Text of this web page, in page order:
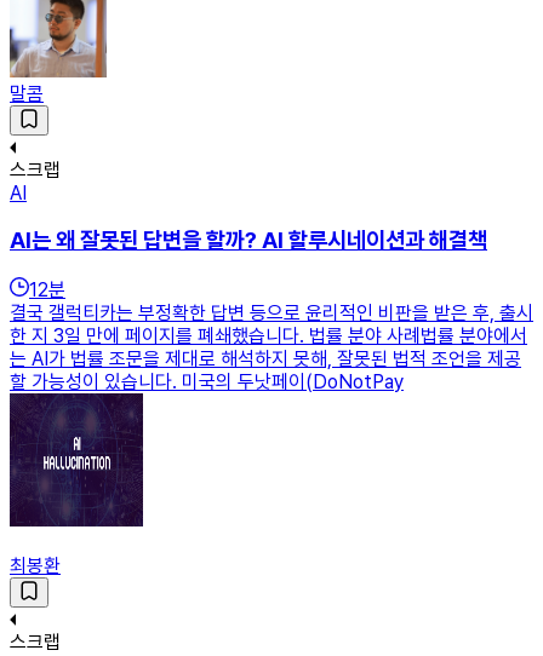
말콤
스크랩
AI
AI는 왜 잘못된 답변을 할까? AI 할루시네이션과 해결책
12분
결국 갤럭티카는 부정확한 답변 등으로 윤리적인 비판을 받은 후, 출시
한 지 3일 만에 페이지를 폐쇄했습니다. 법률 분야 사례법률 분야에서
는 AI가 법률 조문을 제대로 해석하지 못해, 잘못된 법적 조언을 제공
할 가능성이 있습니다. 미국의 두낫페이(DoNotPay
최봉환
스크랩